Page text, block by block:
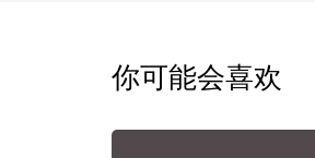
你可能会喜欢